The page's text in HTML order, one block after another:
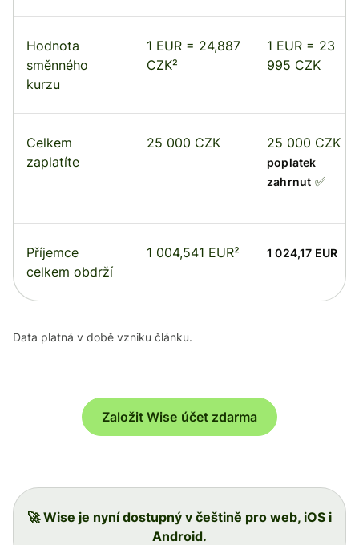
Hodnota
směnného
kurzu
1 EUR = 24,887
CZK²
1 EUR = 23
995 CZK
Celkem
zaplatíte
25 000 CZK 25 000 CZK
poplatek
zahrnut ✅
Příjemce
celkem obdrží
1 004,541 EUR² 1 024,17 EUR
Data platná v době vzniku článku.
Založit Wise účet zdarma
🚀 Wise je nyní dostupný v češtině pro web, iOS i
Android.